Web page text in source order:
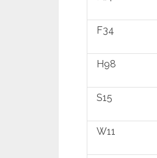
F34
H98
S15
W11